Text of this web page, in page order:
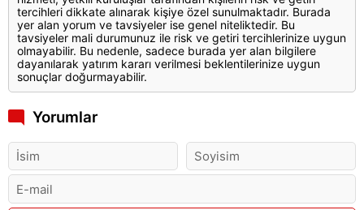
tercihleri dikkate alınarak kişiye özel sunulmaktadır. Burada
yer alan yorum ve tavsiyeler ise genel niteliktedir. Bu
tavsiyeler mali durumunuz ile risk ve getiri tercihlerinize uygun
olmayabilir. Bu nedenle, sadece burada yer alan bilgilere
dayanılarak yatırım kararı verilmesi beklentilerinize uygun
sonuçlar doğurmayabilir.
Yorumlar